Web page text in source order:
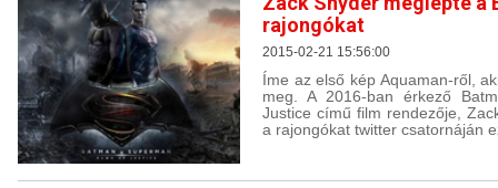
rajongókat
2015-02-21 15:56:00
Íme az első kép Aquaman-ről,
meg. A 2016-ban érkező
Justice című film rendezője,
a rajongókat twitter csatornáján